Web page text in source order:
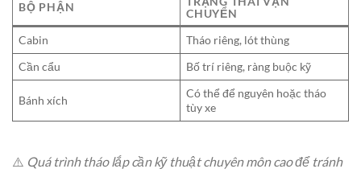
BỘ PHẬN
CHUYỂN
Cabin
Tháo riêng, lót thùng
Cần cẩu
Bố trí riêng, ràng buộc kỹ
Bánh xích
Có thể để nguyên hoặc tháo
tùy xe
⚠️ Quá trình tháo lắp cần kỹ thuật chuyên môn cao để tránh